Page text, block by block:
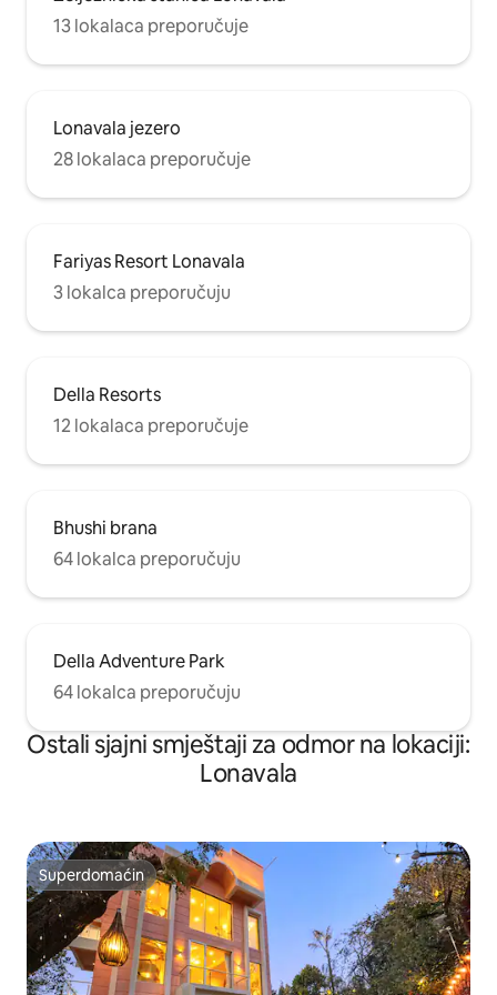
13 lokalaca preporučuje
Lonavala jezero
28 lokalaca preporučuje
Fariyas Resort Lonavala
3 lokalca preporučuju
Della Resorts
12 lokalaca preporučuje
Bhushi brana
64 lokalca preporučuju
Della Adventure Park
64 lokalca preporučuju
Ostali sjajni smještaji za odmor na lokaciji:
Lonavala
Superdomaćin
Superdomaćin